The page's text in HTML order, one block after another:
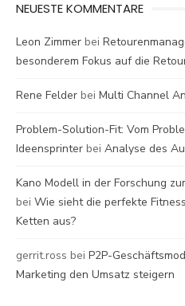
NEUESTE KOMMENTARE
Leon Zimmer bei
besonderem Fokus auf die
Rene Felder bei Multi Channel
Problem-Solution-Fit: Vom
Ideensprinter bei Analyse des
Kano Modell in der Forschung
bei Wie sieht die perfekte
Ketten aus?
gerrit.ross bei P2P-
Marketing den Umsatz steigern